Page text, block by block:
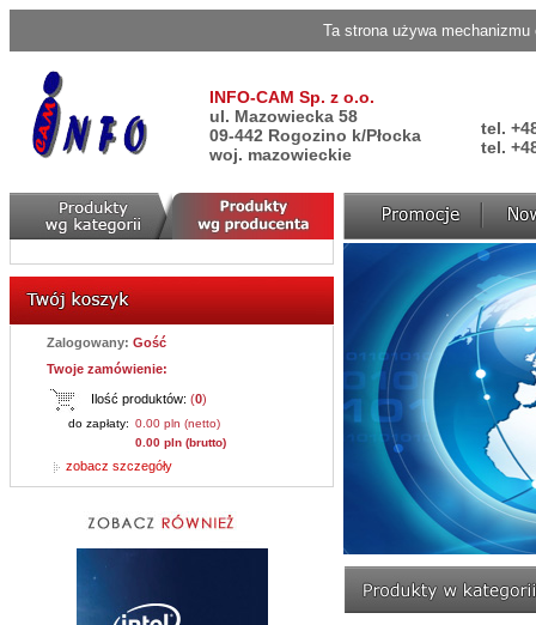
Ta strona używa
INFO-CAM Sp. z o.o.
ul. Mazowiecka 58
09-442 Rogozino k/Płocka
woj. mazowieckie
tel.
tel.
Zalogowany: Gość
Twoje zamówienie:
Ilość produktów: (0)
do zapłaty: 0.00 pln (netto)
0.00 pln (brutto)
zobacz szczegóły